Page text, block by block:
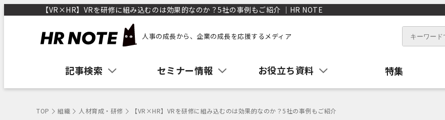
【VR×HR】VRを研修に組み込むのは効果的なのか？5社の事例もご紹介 ｜HR NOTE
人事の成長から、企業の成長を応援するメディア
記事検索 セミナー情報 お役立ち資料 特集
TOP 組織 人材育成・研修 【VR×HR】VRを研修に組み込むのは効果的なのか？5社の事例もご紹介